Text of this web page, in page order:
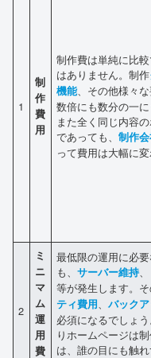
1
制
作
費
用
制作費は単純に比
はありません。制作
機能 、その他様々
数倍にも数分の一に
また全く同じ内容
であっても、制作
って費用は大幅に変
2
ミ
ニ
マ
ム
運
用
費
最低限の運用に必
も、サーバー維持
等が発生します。
ティ費用
、バック
必須になるでしょ
りホームページは
は、誰の目にも触